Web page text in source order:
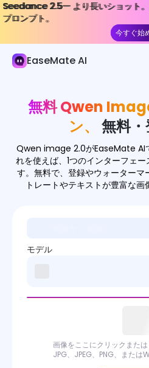
Seedance 2.5— より長いショット
プロンプト。
今すぐ始
Seedance 2.5— より長いショット。
プロンプト。
今すぐ始
EaseMate AI
AI画像
画像効果
画像ツール
画像モデル
無料 Qwen
ン、
無料
Qwen image 2.0がEaseMate AI
れを使えば、1つのインターフェ
す。無料で、登録やウォーター
トレートやテキストが豊富な画
モデル
画像をここにクリックまた
JPG、JPEG、PNG、または